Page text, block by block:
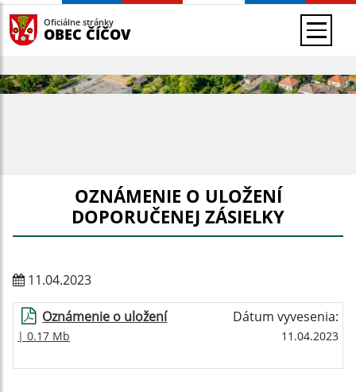
Oficiálne stránky
OBEC ČÍČOV
OZNÁMENIE O ULOŽENÍ
DOPORUČENEJ ZÁSIELKY
11.04.2023
Oznámenie o uložení
| 0.17 Mb
Dátum vyvesenia:
11.04.2023